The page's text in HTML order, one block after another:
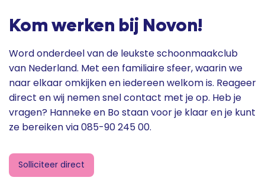
Kom werken bij Novon!
Word onderdeel van de leukste schoonmaakclub
van Nederland. Met een familiaire sfeer, waarin we
naar elkaar omkijken en iedereen welkom is. Reageer
direct en wij nemen snel contact met je op. Heb je
vragen? Hanneke en Bo staan voor je klaar en je kunt
ze bereiken via 085-90 245 00.
Solliciteer direct